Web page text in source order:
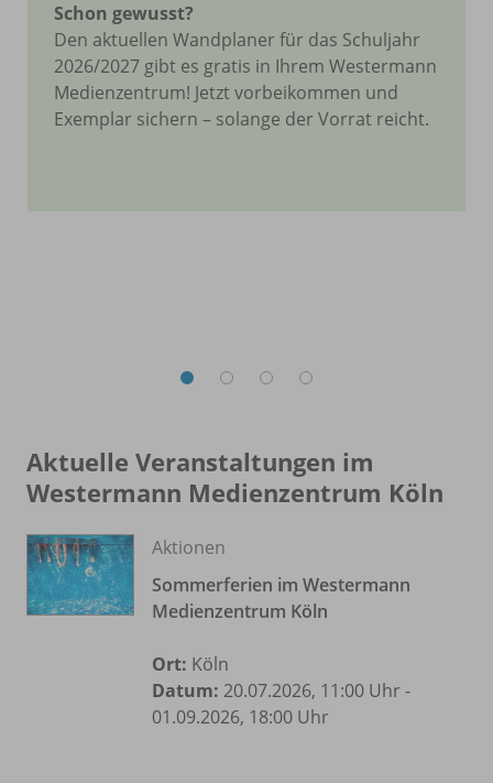
Schon gewusst?
Den aktuellen Wandplaner für das Schuljahr
2026/2027 gibt es gratis in Ihrem Westermann
Medienzentrum! Jetzt vorbeikommen und
Exemplar sichern – solange der Vorrat reicht.
Aktuelle Veranstaltungen im
Westermann Medienzentrum Köln
Aktionen
Sommerferien im Westermann
Medienzentrum Köln
Ort: Köln
Datum: 20.07.2026, 11:00 Uhr -
01.09.2026, 18:00 Uhr